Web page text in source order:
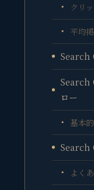
クリ
平均
Search
Search
ロー
基本
Search
よく